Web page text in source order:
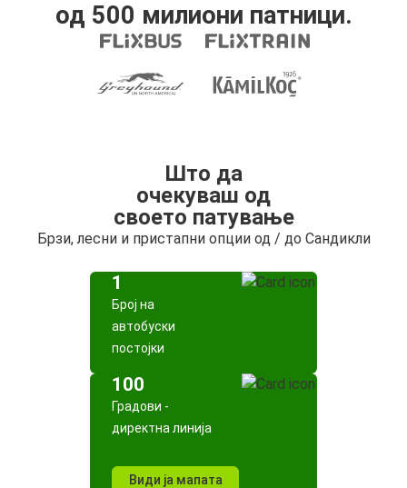
од 500 милиони патници.
Што да
очекуваш од
своето патување
Брзи, лесни и пристапни опции од / до Сандикли
1
Број на
автобуски
постојки
100
Градови -
директна линија
Види ја мапата